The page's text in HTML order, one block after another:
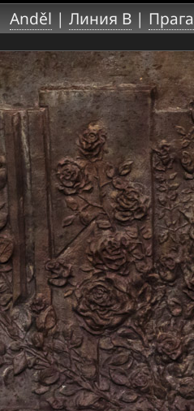
Anděl | Линия B | Прага